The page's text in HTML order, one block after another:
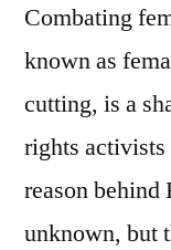
Combating
known as
cutting, is a
rights
reason behind
unknown, but